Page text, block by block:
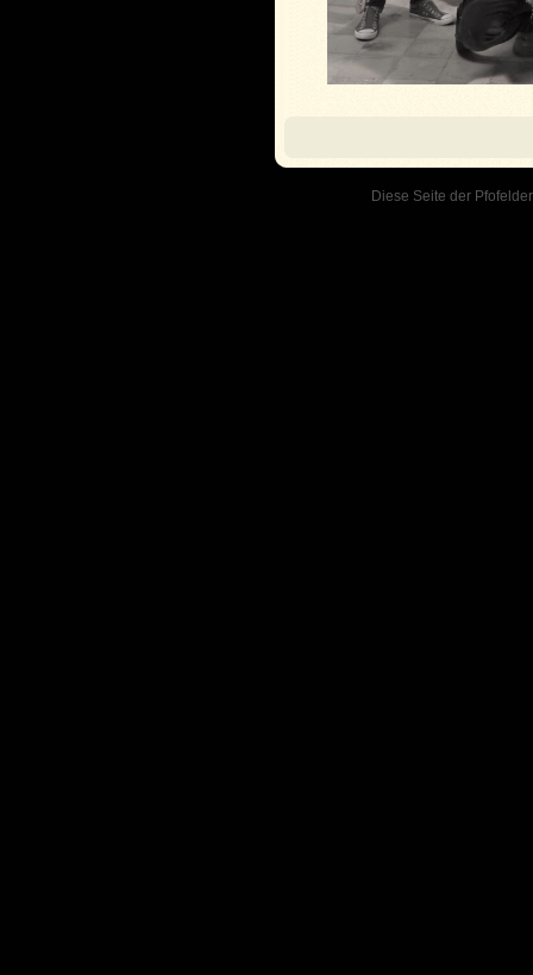
Diese Seite der